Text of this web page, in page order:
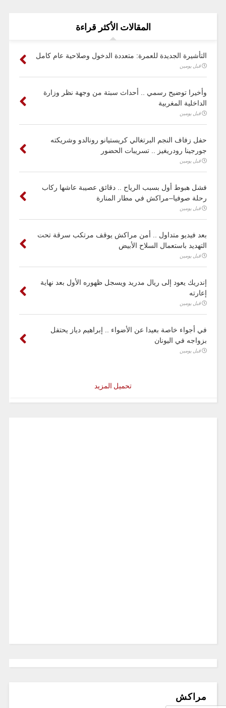
المقالات الأكثر قراءة
التأشيرة الجديدة للعمرة: متعددة الدخول وصلاحية عام كامل
قبل يومين
وأخيرا توضيح رسمي .. أحداث سبتة من وجهة نظر وزارة
الداخلية المغربية
قبل يومين
حفل زفاف النجم البرتغالي كريستيانو رونالدو وشريكته
جورجينا رودريغيز .. تسريبات الحضور
قبل يومين
فشل هبوط أول بسبب الرياح .. دقائق عصيبة عاشها ركاب
رحلة صوفيا–مراكش في مطار المنارة
قبل يومين
بعد فيديو متداول .. أمن مراكش يوقف مرتكب سرقة تحت
التهديد باستعمال السلاح الأبيض
قبل يومين
إندريك يعود إلى ريال مدريد ويسجل ظهوره الأول بعد نهاية
إعارته
قبل يومين
في أجواء خاصة بعيدا عن الأضواء .. إبراهيم دياز يحتفل
بزواجه في اليونان
قبل يومين
تحميل المزيد
مراكش